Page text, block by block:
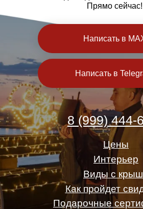
Прямо сейчас!
Написать в
Написать в
8 (999) 444-
Подарочные
Виды с
Интерьер
Цены
Как пройдет